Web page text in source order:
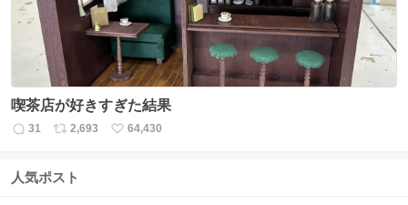
喫茶店が好きすぎた結果
返
数
31
リ
ス
2,693
い
64,430
人気ポスト